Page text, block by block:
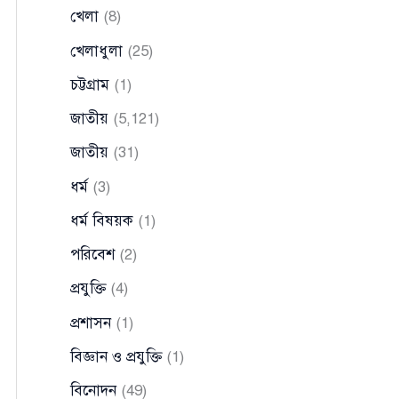
খেলা (8)
খেলাধুলা (25)
চট্টগ্রাম (1)
জাতীয় (5,121)
জাতীয় (31)
ধর্ম (3)
ধর্ম বিষয়ক (1)
পরিবেশ(2)
প্রযুক্তি(4)
প্রশাসন(1)
বিজ্ঞান ও প্রযুক্তি(1)
বিনোদন(49)